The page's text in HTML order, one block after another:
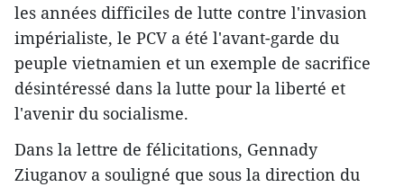
les années difficiles de lutte contre l'invasion
impérialiste, le PCV a été l'avant-garde du
peuple vietnamien et un exemple de sacrifice
désintéressé dans la lutte pour la liberté et
l'avenir du socialisme.
Dans la lettre de félicitations, Gennady
Ziuganov a souligné que sous la direction du